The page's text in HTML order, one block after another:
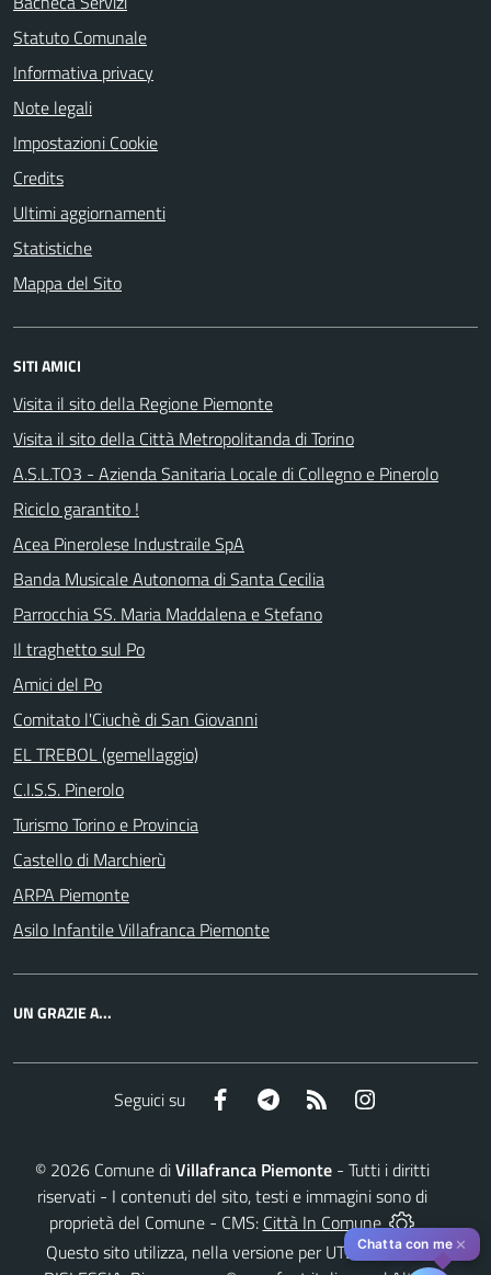
Statuto Comunale
Informativa privacy
Note legali
Impostazioni Cookie
Credits
Ultimi aggiornamenti
Statistiche
Mappa del Sito
SITI AMICI
Visita il sito della Regione Piemonte
Visita il sito della Città Metropolitanda di Torino
A.S.L.TO3 - Azienda Sanitaria Locale di Collegno e Pinerolo
Riciclo garantito !
Acea Pinerolese Industraile SpA
Banda Musicale Autonoma di Santa Cecilia
Parrocchia SS. Maria Maddalena e Stefano
Il traghetto sul Po
Amici del Po
Comitato l'Ciuchè di San Giovanni
EL TREBOL (gemellaggio)
C.I.S.S. Pinerolo
Turismo Torino e Provincia
Castello di Marchierù
ARPA Piemonte
Asilo Infantile Villafranca Piemonte
UN GRAZIE A...
Seguici su Facebook Telegram RSS
© 2026 Comune diVillafranca Piemonte - Tutti i diritti
riservati - I contenuti del sito, testi e immagini sono di
proprietà del Comune - CMS: Città In Comune
Questo sito utilizza, nella versione per UTENTI CON
Chatta con me ✕